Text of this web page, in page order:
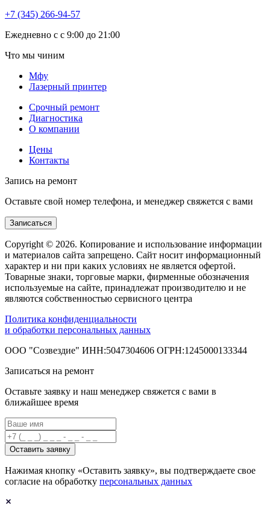
+7 (345) 266-94-57
Eжедневно с с 9:00 до 21:00
Что мы чиним
Мфу
Лазерный принтер
Срочный ремонт
Диагностика
О компании
Цены
Контакты
Запись на ремонт
Оставьте свой номер телефона, и менеджер свяжется с вами
Записаться
Copyright © 2026. Копирование и использование информации
и материалов сайта запрещено. Сайт носит информационный
характер и ни при каких условиях не является офертой.
Товарные знаки, торговые марки, фирменные обозначения
используемые на сайте, принадлежат производителю и не
являются собственностью сервисного центра
Политика конфиденциальности
и обработки персональных данных
ООО "Созвездие" ИНН:5047304606 ОГРН:1245000133344
Записаться на ремонт
Оставьте заявку и наш менеджер свяжется с вами в
ближайшее время
Оставить заявку
Нажимая кнопку «Оставить заявку», вы подтверждаете свое
согласие на обработку персональных данных